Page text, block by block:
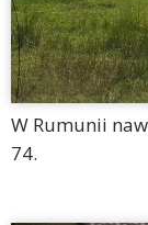
W Rumunii
74.